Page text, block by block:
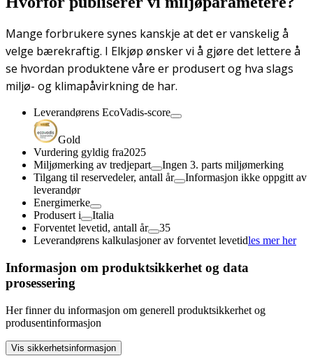
Mange forbrukere synes kanskje at det er vanskelig å
velge bærekraftig. I Elkjøp ønsker vi å gjøre det lettere å
se hvordan produktene våre er produsert og hva slags
miljø- og klimapåvirkning de har.
Leverandørens EcoVadis-score
Gold
Vurdering gyldig fra2025
Miljømerking av tredjepart
Ingen 3. parts miljømerking
Tilgang til reservedeler, antall år
Informasjon ikke oppgitt av
leverandør
Energimerke
Produsert i
Italia
Forventet levetid, antall år
35
Leverandørens kalkulasjoner av forventet levetidles mer her
Informasjon om produktsikkerhet og data
prosessering
Her finner du informasjon om generell produktsikkerhet og
produsentinformasjon
Vis sikkerhetsinformasjon